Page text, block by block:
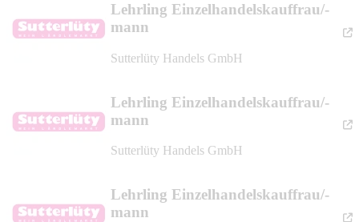
Lehrling Einzelhandelskauffrau/-
mann
Sutterlüty Handels GmbH
Lehrling Einzelhandelskauffrau/-
mann
Sutterlüty Handels GmbH
Lehrling Einzelhandelskauffrau/-
mann